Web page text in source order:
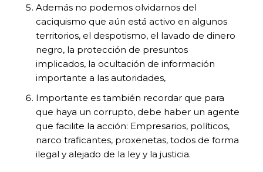
Además no podemos olvidarnos del
caciquismo que aún está activo en algunos
territorios, el despotismo, el lavado de dinero
negro, la protección de presuntos
implicados, la ocultación de información
importante a las autoridades,
Importante es también recordar que para
que haya un corrupto, debe haber un agente
que facilite la acción: Empresarios, políticos,
narco traficantes, proxenetas, todos de forma
ilegal y alejado de la ley y la justicia.